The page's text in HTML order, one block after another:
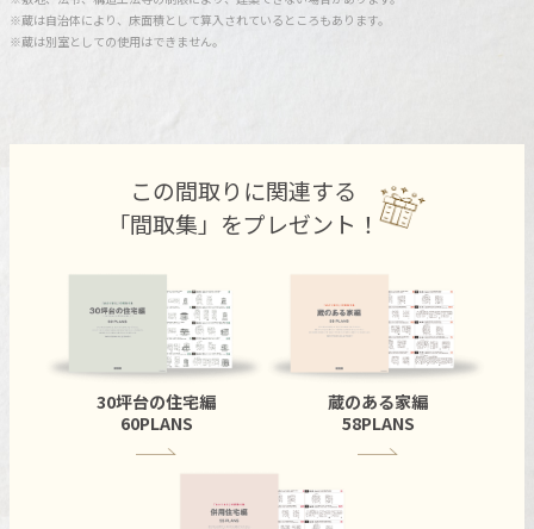
※蔵は自治体により、床面積として算入されているところもあります。
※蔵は別室としての使用はできません。
この間取りに関連する
「間取集」をプレゼント！
30坪台の住宅編
60PLANS
蔵のある家編
58PLANS